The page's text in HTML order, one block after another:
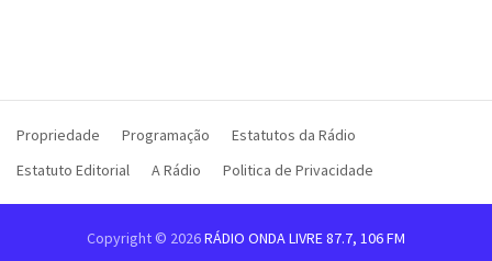
Propriedade Programação
Estatutos da Rádio
Estatuto Editorial
A Rádio Politica de Privacidade
Copyright © 2026RÁDIO ONDA LIVRE 87.7, 106 FM